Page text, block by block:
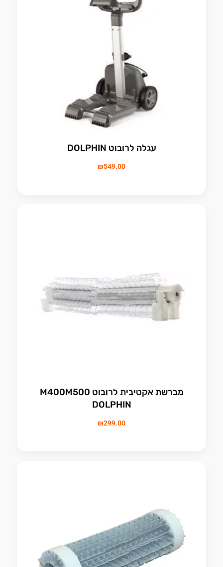
עגלה לרובוט DOLPHIN
₪549.00
מברשת אקטיבית לרובוט M400M500
DOLPHIN
₪299.00